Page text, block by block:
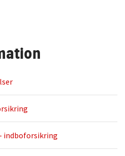
indboforsikring